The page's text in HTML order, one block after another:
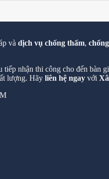
và dịch vụ chống thấm,
tiếp nhận thi công cho đến bàn
lượng. Hãy liên hệ ngay với